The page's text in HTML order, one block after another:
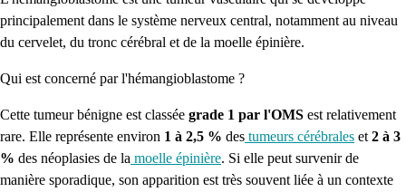
principalement dans le système nerveux central, notamment au niveau
du cervelet, du tronc cérébral et de la moelle épinière.
Qui est concerné par l'hémangioblastome ?
Cette tumeur bénigne est classée grade 1 par l'OMS est relativement
rare. Elle représente environ 1 à 2,5 % des tumeurs cérébrales et 2 à 3
% des néoplasies de la moelle épinière. Si elle peut survenir de
manière sporadique, son apparition est très souvent liée à un contexte